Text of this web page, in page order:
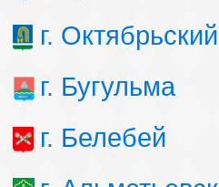
г. Октябрьский
г. Бугульма
г. Белебей